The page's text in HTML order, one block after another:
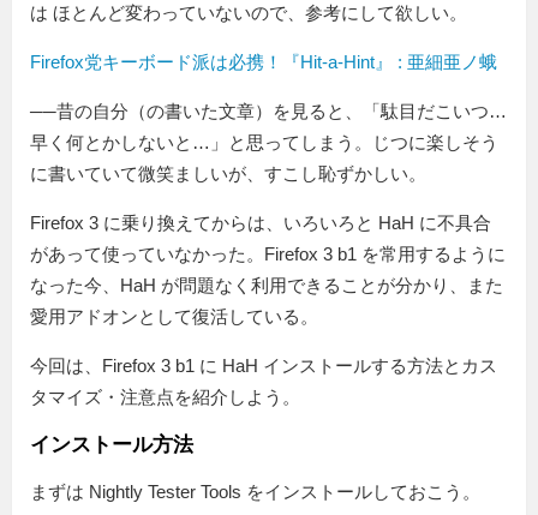
は ほとんど変わっていないので、参考にして欲しい。
Firefox党キーボード派は必携！『Hit-a-Hint』 : 亜細亜ノ蛾
──昔の自分（の書いた文章）を見ると、「駄目だこいつ…
早く何とかしないと…」と思ってしまう。じつに楽しそう
に書いていて微笑ましいが、すこし恥ずかしい。
Firefox 3 に乗り換えてからは、いろいろと HaH に不具合
があって使っていなかった。Firefox 3 b1 を常用するように
なった今、HaH が問題なく利用できることが分かり、また
愛用アドオンとして復活している。
今回は、Firefox 3 b1 に HaH インストールする方法とカス
タマイズ・注意点を紹介しよう。
インストール方法
まずは Nightly Tester Tools をインストールしておこう。